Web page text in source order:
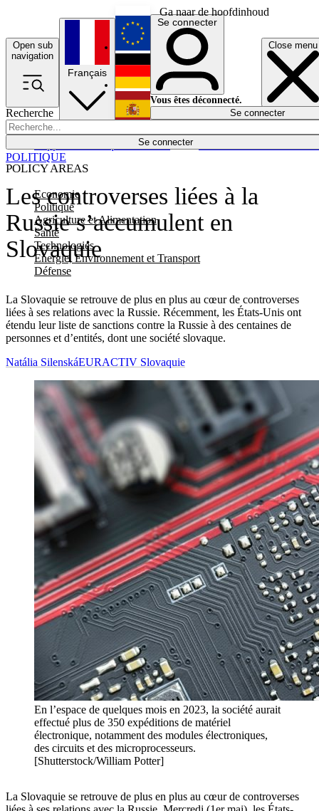
Ga naar de hoofdinhoud
Open sub
navigation
Close menu
Recherche
Se connecter
POLICY AREAS
Economie
Politique
Agriculture et Alimentation
Santé
Technologies
Energie, Environnement et Transport
Défense
Économie
Français
English
Deutsch
Español
Se connecter
Vous êtes déconnecté.
Se connecter
Les controverses liées à la
Russie s’accumulent en
Slovaquie
La Slovaquie se retrouve de plus en plus au cœur de controverses
liées à ses relations avec la Russie. Récemment, les États-Unis ont
étendu leur liste de sanctions contre la Russie à des centaines de
personnes et d’entités, dont une société slovaque.
POLITIQUE
Natália SilenskáEURACTIV Slovaquie
En l’espace de quelques mois en 2023, la société aurait
effectué plus de 350 expéditions de matériel
électronique, notamment des modules électroniques,
des circuits et des microprocesseurs.
[Shutterstock/William Potter]
La Slovaquie se retrouve de plus en plus au cœur de controverses